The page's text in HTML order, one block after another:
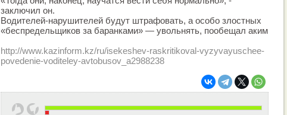
заключил он.
Водителей-нарушителей будут штрафовать, а особо злостных
«беспредельщиков за баранками» — увольнять, пообещал аким
http://www.kazinform.kz/ru/isekeshev-raskritikoval-vyzyvayuschee-
povedenie-voditeley-avtobusov_a2988238